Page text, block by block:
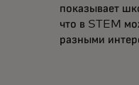
показывает
что в STEM
разными